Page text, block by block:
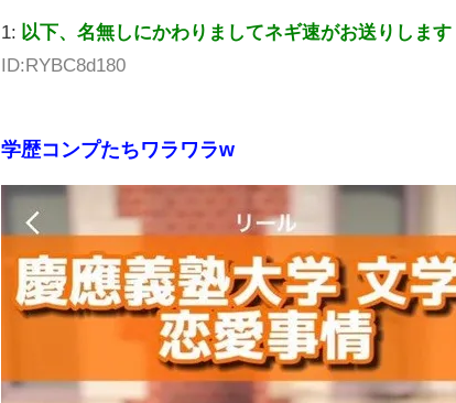
1: 以下、名無しにかわりましてネギ速がお送りします
ID:RYBC8d180
学歴コンプたちワラワラw